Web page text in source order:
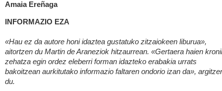
Amaia Ereñaga
INFORMAZIO EZA
«Hau ez da autore honi idaztea gustatuko zitzaiokeen liburua»,
aitortzen du Martin de Araneziok hitzaurrean. «Gertaera haien
zehatza egin ordez eleberri forman idazteko erabakia urrats
bakoitzean aurkitutako informazio faltaren ondorio izan da»,
du.